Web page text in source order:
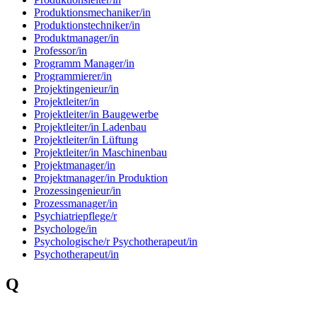
Produktionsmechaniker/in
Produktionstechniker/in
Produktmanager/in
Professor/in
Programm Manager/in
Programmierer/in
Projektingenieur/in
Projektleiter/in
Projektleiter/in Baugewerbe
Projektleiter/in Ladenbau
Projektleiter/in Lüftung
Projektleiter/in Maschinenbau
Projektmanager/in
Projektmanager/in Produktion
Prozessingenieur/in
Prozessmanager/in
Psychiatriepflege/r
Psychologe/in
Psychologische/r Psychotherapeut/in
Psychotherapeut/in
Q